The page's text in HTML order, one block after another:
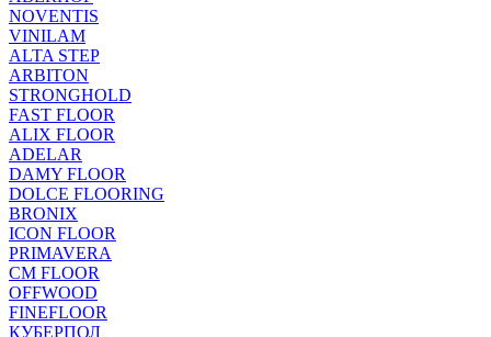
NOVENTIS
VINILAM
ALTA STEP
ARBITON
STRONGHOLD
FAST FLOOR
ALIX FLOOR
ADELAR
DAMY FLOOR
DOLCE FLOORING
BRONIX
ICON FLOOR
PRIMAVERA
CM FLOOR
OFFWOOD
FINEFLOOR
КУБЕРПОЛ